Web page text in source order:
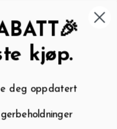
My wishlist ( 0
Logg inn Handlevogn
kjøp.
deg oppdatert